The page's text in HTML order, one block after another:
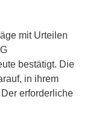
mit Urteilen
bestätigt. Die
in ihrem
erforderliche